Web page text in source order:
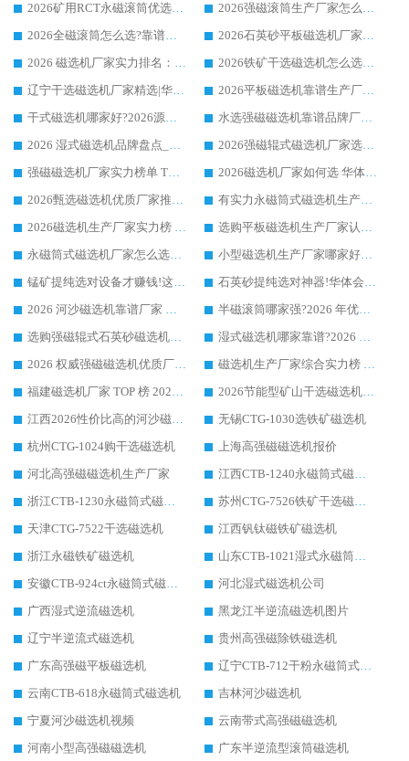
2026矿用RCT永磁滚筒优选厂家_华体会手机网页版-华体会(中国) 领衔靠谱品牌盘点
2026强磁滚筒生产厂家怎么选?行业口碑推荐华体会手机网页版-华体会(中国)
2026全磁滚筒怎么选?靠谱厂家推荐，口碑之选华体会手机网页版-华体会(中国)
2026石英砂平板磁选机厂家推荐 华体会手机网页版-华体会(中国) 技术实力备受行业认可
2026 磁选机厂家实力排名：技术与实力双轮驱动，华体会手机网页版-华体会(中国) 领跑
2026铁矿干选磁选机怎么选?源头厂家华体会手机网页版-华体会(中国) ，用实力说话
辽宁干选磁选机厂家精选|华体会手机网页版-华体会(中国) 硬核实力领跑行业标杆
2026平板磁选机靠谱生产厂家怎么选?行业标杆华体会手机网页版-华体会(中国) ，凭硬实力脱颖而出
干式磁选机哪家好?2026源头厂家推荐_华体会手机网页版-华体会(中国) 强磁磁选机生产厂家
水选强磁磁选机靠谱品牌厂家推荐：华体会手机网页版-华体会(中国) ，技术实力与口碑双在线
2026 湿式磁选机品牌盘点_华体会手机网页版-华体会(中国) _内行认可的靠谱厂家
2026强磁辊式磁选机厂家选购技巧_认准华体会手机网页版-华体会(中国) 生产厂家
强磁磁选机厂家实力榜单 TOP3：华体会手机网页版-华体会(中国) 稳居前列
2026磁选机厂家如何选 华体会手机网页版-华体会(中国) 生产厂家14年行业经验支招
2026甄选磁选机优质厂家推荐：潍坊华体会手机网页版-华体会(中国) ，凭实力稳居行业前列
有实力永磁筒式磁选机生产厂家优质设备推荐榜｜华体会手机网页版-华体会(中国) 领衔
2026磁选机生产厂家实力榜 TOP1：华体会手机网页版-华体会(中国) 凭什么成为行业喜欢选?
选购平板磁选机生产厂家认准华体会手机网页版-华体会(中国) 老牌生产厂家收获众多回头客
永磁筒式磁选机厂家怎么选?14 年老厂华体会手机网页版-华体会(中国) 凭实力出圈，这 5 大优势太圈粉
小型磁选机生产厂家哪家好?2026 年实测推荐，华体会手机网页版-华体会(中国) 十年口碑厂值得闭眼入
锰矿提纯选对设备才赚钱!这家临朐厂家的强磁辊磁选机凭啥成行业标杆?
石英砂提纯选对神器!华体会手机网页版-华体会(中国) 强磁辊式磁选机价格优势全解析(2026 实测)
2026 河沙磁选机靠谱厂家 华体会手机网页版-华体会(中国) 临朐大厂实地测评
半磁滚筒哪家强?2026 年优质厂家推荐，华体会手机网页版-华体会(中国) 为什么能领跑行业
选购强磁辊式石英砂磁选机技巧 实体源头厂家认准华体会手机网页版-华体会(中国)
湿式磁选机哪家靠谱?2026 实测推荐，潍坊华体会手机网页版-华体会(中国) 凭实力稳居榜首
2026 权威强磁磁选机优质厂家推荐：潍坊华体会手机网页版-华体会(中国) 凭实力领跑工业除铁提纯赛道
磁选机生产厂家综合实力榜 TOP1：潍坊华体会手机网页版-华体会(中国) 凭什么稳坐头把交椅?
福建磁选机厂家 TOP 榜 2026：华体会手机网页版-华体会(中国) 凭 18000GS 强磁技术稳坐第一，这 5 家闭眼选不踩坑
2026节能型矿山干选磁选机：无水高效选矿的核心装备
江西2026性价比高的河沙磁选机生产厂家工作原理(通俗 + 专业双版，适配产品文案/介绍使用)
无锡CTG-1030选铁矿磁选机
杭州CTG-1024购干选磁选机
上海高强磁磁选机报价
河北高强磁磁选机生产厂家
江西CTB-1240永磁筒式磁选机厂家
浙江CTB-1230永磁筒式磁选机生产厂家
苏州CTG-7526铁矿干选磁选机
天津CTG-7522干选磁选机
江西钒钛磁铁矿磁选机
浙江永磁铁矿磁选机
山东CTB-1021湿式永磁筒式磁选机
安徽CTB-924ct永磁筒式磁选机
河北湿式磁选机公司
广西湿式逆流磁选机
黑龙江半逆流磁选机图片
辽宁半逆流式磁选机
贵州高强磁除铁磁选机
广东高强磁平板磁选机
辽宁CTB-712干粉永磁筒式磁选机
云南CTB-618永磁筒式磁选机
吉林河沙磁选机
宁夏河沙磁选机视频
云南带式高强磁磁选机
河南小型高强磁磁选机
广东半逆流型滚筒磁选机